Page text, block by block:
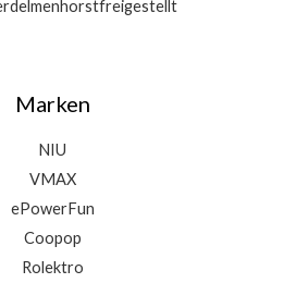
Marken
NIU
VMAX
ePowerFun
Coopop
Rolektro